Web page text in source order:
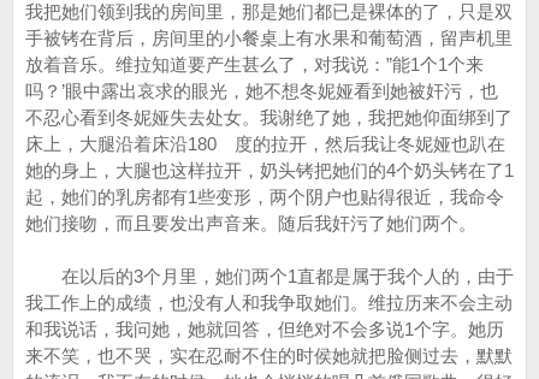
我把她们领到我的房间里，那是她们都已是裸体的了，只是双
手被铐在背后，房间里的小餐桌上有水果和葡萄酒，留声机里
放着音乐。维拉知道要产生甚么了，对我说：”能1个1个来
吗？’眼中露出哀求的眼光，她不想冬妮娅看到她被奸污，也
不忍心看到冬妮娅失去处女。我谢绝了她，我把她仰面绑到了
床上，大腿沿着床沿180 度的拉开，然后我让冬妮娅也趴在
她的身上，大腿也这样拉开，奶头铐把她们的4个奶头铐在了1
起，她们的乳房都有1些变形，两个阴户也贴得很近，我命令
她们接吻，而且要发出声音来。随后我奸污了她们两个。
在以后的3个月里，她们两个1直都是属于我个人的，由于
我工作上的成绩，也没有人和我争取她们。维拉历来不会主动
和我说话，我问她，她就回答，但绝对不会多说1个字。她历
来不笑，也不哭，实在忍耐不住的时侯她就把脸侧过去，默默